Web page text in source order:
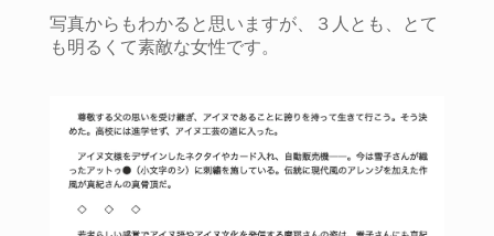
写真からもわかると思いますが、３人とも、とて
も明るくて素敵な女性です。